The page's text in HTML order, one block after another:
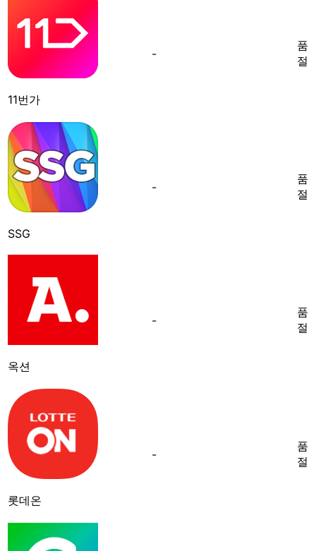
11번가
-
품
절
SSG
-
품
절
옥션
-
품
절
롯데온
-
품
절